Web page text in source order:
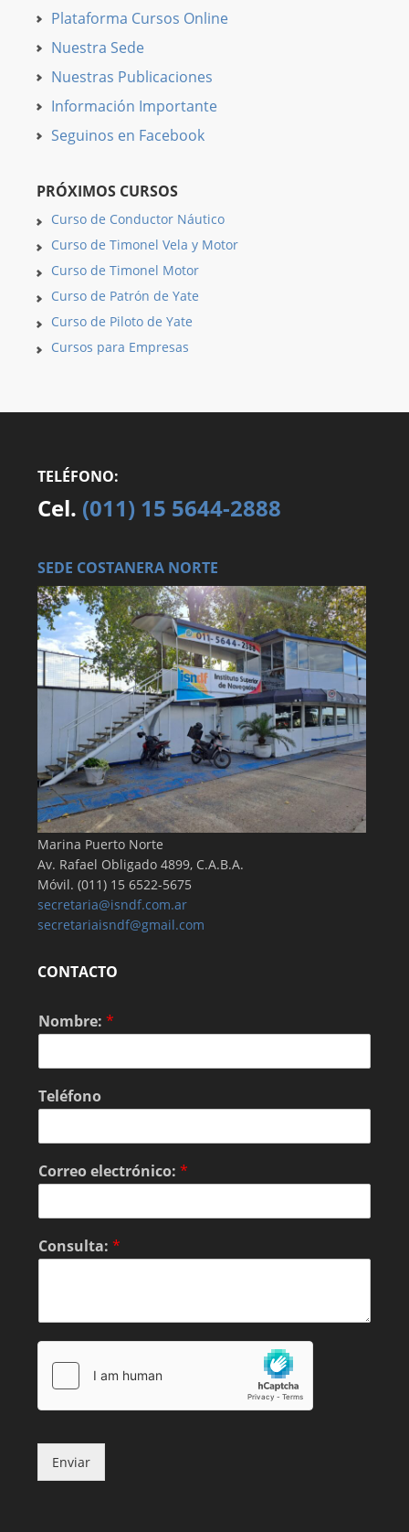
Plataforma Cursos Online
Nuestra Sede
Nuestras Publicaciones
Información Importante
Seguinos en Facebook
PRÓXIMOS CURSOS
Curso de Conductor Náutico
Curso de Timonel Vela y Motor
Curso de Timonel Motor
Curso de Patrón de Yate
Curso de Piloto de Yate
Cursos para Empresas
TELÉFONO:
Cel. (011) 15 5644-2888
SEDE COSTANERA NORTE
Marina Puerto Norte
Av. Rafael Obligado 4899, C.A.B.A.
Móvil. (011) 15 6522-5675
secretaria@isndf.com.ar
secretariaisndf@gmail.com
CONTACTO
Nombre: *
Teléfono
Correo electrónico: *
Consulta: *
Enviar